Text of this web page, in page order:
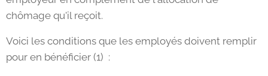
chômage qu'il reçoit.
Voici les conditions que les employés doivent remplir
pour en bénéficier (1) :